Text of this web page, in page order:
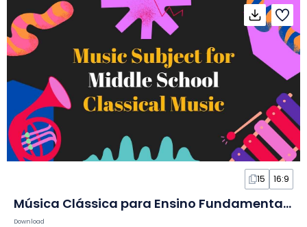
15 16:9
Música Clássica para Ensino Fundamental II em Slides
Download